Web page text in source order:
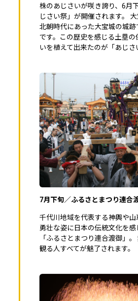
株のあじさいが咲き誇り、6月
じさい祭」が開催されます。
北朝時代にあった大宝城の城
です。この歴史を感じる土塁
いを植えて出来たのが「あじさ
7月下旬／ふるさとまつり連合
千代川地域を代表する神輿や
勇壮な姿に日本の伝統文化を感
「ふるさとまつり連合渡御」
観る人すべてが魅了されます。